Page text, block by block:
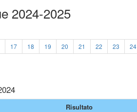
2024-2025
17 18 19 20 21 22 23 24
Risultato